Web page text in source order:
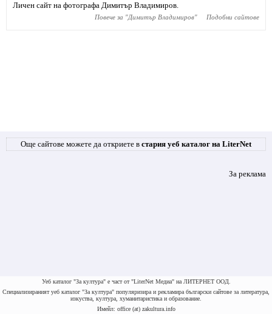
Личен сайт на фотографа Димитър Владимиров.
Повече за "Димитър Владимиров" Подобни сайтове
Още сайтове можете да откриете в стария уеб каталог на LiterNet
За реклама
Уеб каталог "За култура" е част от "LiterNet Медиа" на ЛИТЕРНЕТ ООД.
Специализираният уеб каталог "За култура" популяризира и рекламира български сайтове за литература,
изкуства, култура, хуманитаристика и образование.
Имейл: office (at) zakultura.info